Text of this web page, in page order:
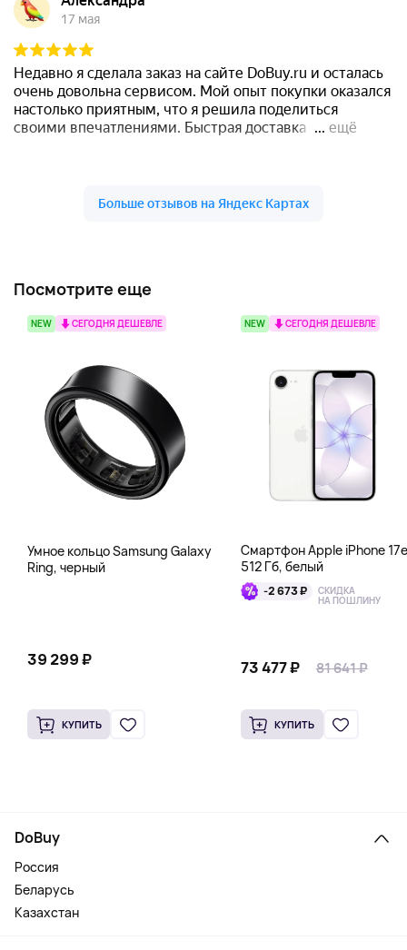
Посмотрите еще
NEW СЕГОДНЯ ДЕШЕВЛЕ
Умное кольцо Samsung Galaxy
Ring, черный
39 299 ₽
КУПИТЬ
NEW СЕГОДНЯ ДЕШЕВЛЕ
Смартфон Apple iPhone 17e
512 Гб, белый
-2 673 ₽ СКИДКА
НА ПОШЛИНУ
73 477 ₽ 81 641 ₽
КУПИТЬ
DoBuy
Россия
Беларусь
Казахстан